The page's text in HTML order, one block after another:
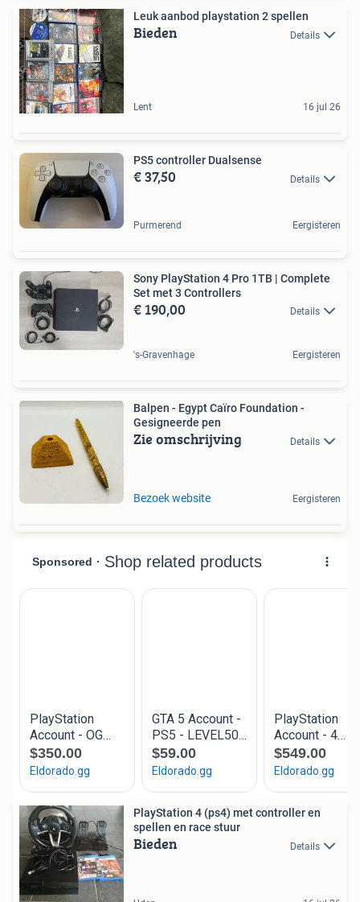
Leuk aanbod playstation 2 spellen
Bieden Details
Lent 16 jul 26
PS5 controller Dualsense
€ 37,50 Details
Purmerend Eergisteren
Sony PlayStation 4 Pro 1TB | Complete
Set met 3 Controllers
€ 190,00 Details
's-Gravenhage Eergisteren
Balpen - Egypt Caïro Foundation -
Gesigneerde pen
Zie omschrijving Details
Bezoek website Eergisteren
PlayStation 4 (ps4) met controller en
spellen en race stuur
Bieden Details